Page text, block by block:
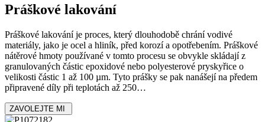
Práškové lakování
Práškové lakování je proces, který dlouhodobě chrání vodivé
materiály, jako je ocel a hliník, před korozí a opotřebením. Práškové
nátěrové hmoty používané v tomto procesu se obvykle skládají z
granulovaných částic epoxidové nebo polyesterové pryskyřice o
velikosti částic 1 až 100 µm. Tyto prášky se pak nanášejí na předem
připravené díly při teplotách až 250…
ZAVOLEJTE MI